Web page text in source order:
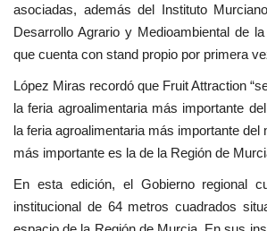
asociadas, además del Instituto
Desarrollo Agrario y Medioambiental de
que cuenta con stand propio por primera
López Miras recordó que Fruit Attraction
la feria agroalimentaria más importante
la feria agroalimentaria más importante del
más importante es la de la Región de
En esta edición, el Gobierno regional
institucional de 64 metros cuadrados